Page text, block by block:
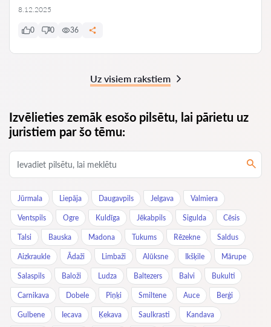
8.12.2025
0 0 36
Uz visiem rakstiem
Izvēlieties zemāk esošo pilsētu, lai pārietu uz
juristiem par šo tēmu:
Jūrmala Liepāja Daugavpils Jelgava Valmiera
Ventspils Ogre Kuldīga Jēkabpils Sigulda Cēsis
Talsi Bauska Madona Tukums Rēzekne Saldus
Aizkraukle Ādaži Limbaži Alūksne Ikšķile Mārupe
Salaspils Baloži Ludza Baltezers Balvi Bukulti
Carnikava Dobele Piņķi Smiltene Auce Berģi
Gulbene Iecava Ķekava Saulkrasti Kandava